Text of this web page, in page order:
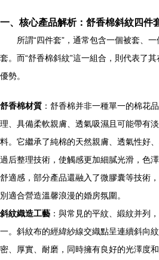
一、核心產品解析：舒香棉斜紋四件
所謂“四件套”，通常包含一個被套、
套。而“舒香棉斜紋”這一組合，則代表了
優勢。
舒香棉材質 ：舒香棉并非一種單一的棉花
理、具備柔軟親膚、透氣吸濕且可能帶有
料。它繼承了純棉的天然親膚、透氣性好
過后整理技術，使觸感更加細膩光滑，色
舒適感，部分產品還融入了微膠囊等技術
別適合營造溫馨浪漫的婚房氛圍。
斜紋織造工藝 ：與常見的平紋、緞紋并列
一。斜紋布的經緯紗線交織點呈連續斜向
密、厚實、耐磨，同時擁有良好的光澤度